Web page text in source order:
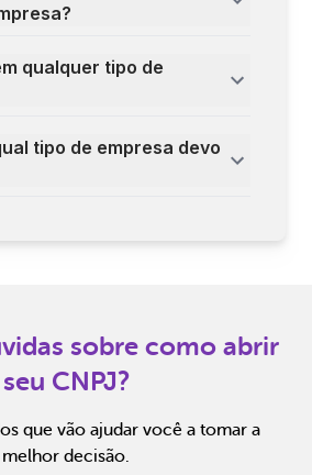
qualquer tipo de
tipo de empresa devo
sobre como abrir
seu CNPJ?
que vão ajudar você a tomar a
melhor decisão.